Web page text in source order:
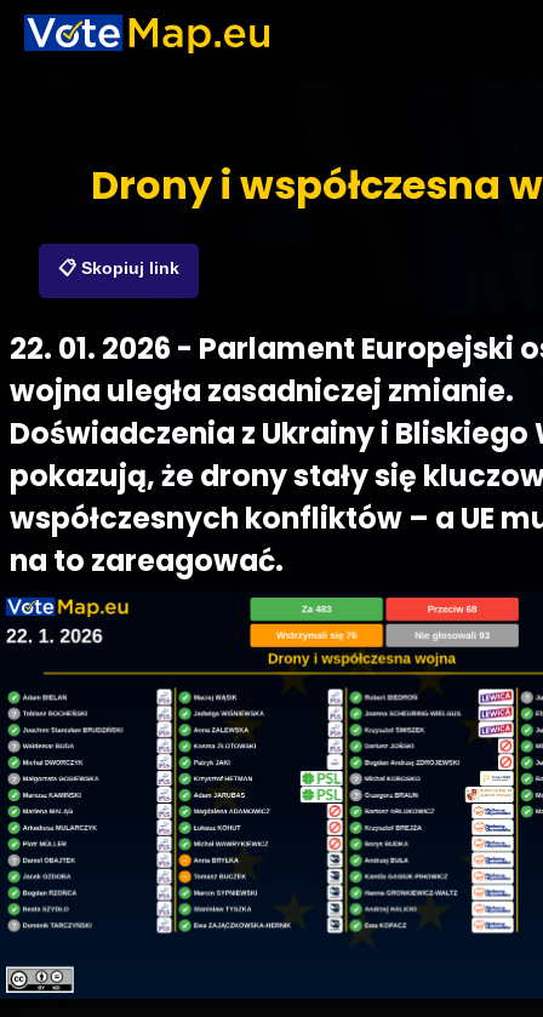
Drony i współczesna
📋 Skopiuj link
22. 01. 2026 - Parlament Europejski
wojna uległa zasadniczej zmianie.
Doświadczenia z Ukrainy i Bliskiego
pokazują, że drony stały się
współczesnych konfliktów – a UE
na to zareagować.